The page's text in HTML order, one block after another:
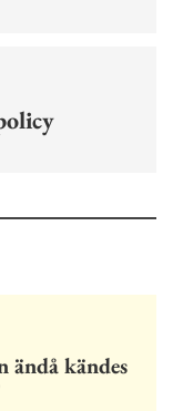
ändå kändes